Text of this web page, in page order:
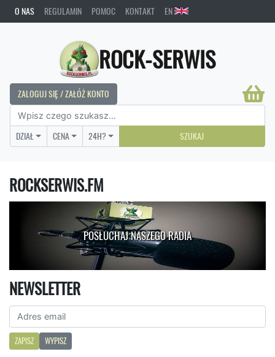
O NAS REGULAMIN POMOC KONTAKT EN
ROCK-SERWIS
ZALOGUJ SIĘ / ZAŁÓŻ KONTO
DZIAŁ CENA 24H? SZUKAJ
ROCKSERWIS.FM
POSŁUCHAJ NASZEGO RADIA
NEWSLETTER
ZAPISZ WYPISZ